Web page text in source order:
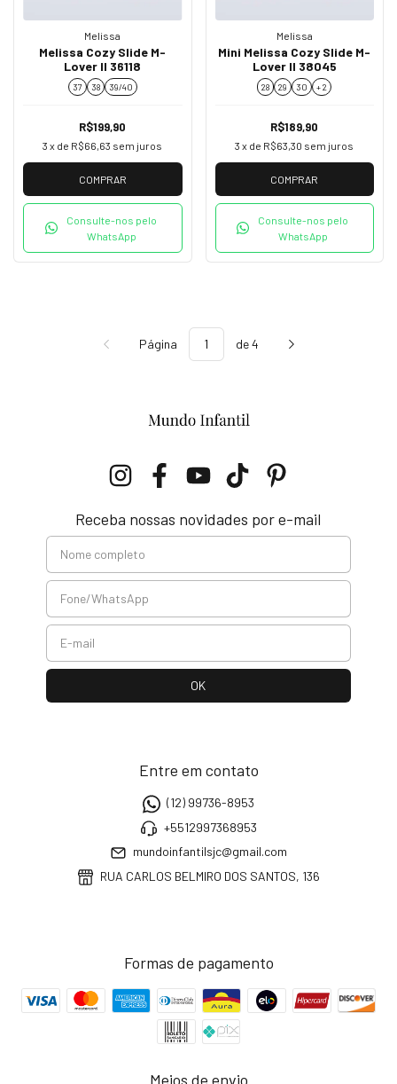
Melissa
Melissa Cozy Slide M-
Lover II 36118
37 38 39/40
R$199,90
3 x de R$66,63 sem juros
COMPRAR
Consulte-nos pelo
WhatsApp
Melissa
Mini Melissa Cozy Slide M-
Lover II 38045
28 29 30 + 2
R$189,90
3 x de R$63,30 sem juros
COMPRAR
Consulte-nos pelo
WhatsApp
Página de 4
Receba nossas novidades por e-mail
Entre em contato
(12) 99736-8953
+5512997368953
mundoinfantilsjc@gmail.com
RUA CARLOS BELMIRO DOS SANTOS, 136
Formas de pagamento
Meios de envio